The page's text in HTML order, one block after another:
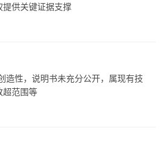
供关键证据支撑
造性，说明书未充分公开，属现有技
超范围等